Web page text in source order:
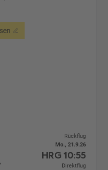
Rückflug
Mo., 21.9.26
HRG 10:55
Direktflug